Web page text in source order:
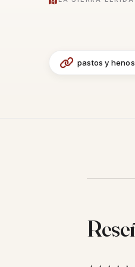
pastos y